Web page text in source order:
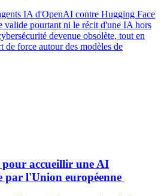
IA d'OpenAI contre Hugging Face
valide pourtant ni le récit d'une IA hors
devenue obsolète, tout en
de force autour des modèles de
accueillir une AI
par l'Union européenne